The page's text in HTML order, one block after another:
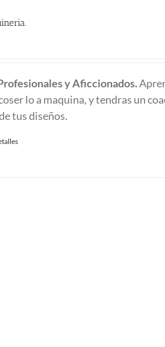
y Aficcionados.
lo a maquina, y tendras un
tus diseños.